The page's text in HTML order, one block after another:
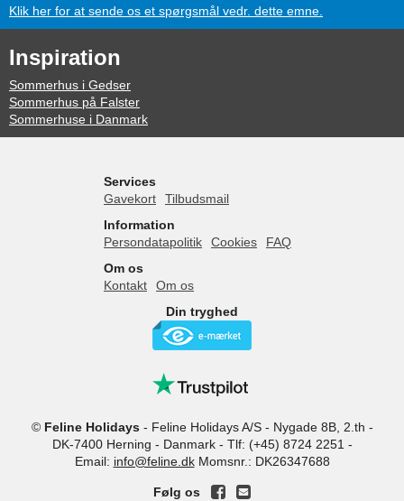
Klik her for at sende os et spørgsmål vedr. dette emne.
Inspiration
Sommerhus i Gedser
Sommerhus på Falster
Sommerhuse i Danmark
Services
Gavekort
Tilbudsmail
Information
Persondatapolitik
Cookies
FAQ
Om os
Kontakt
Om os
Din tryghed
© Feline Holidays- Feline Holidays A/S- Nygade 8B, 2.th -
DK-7400 Herning - Danmark - Tlf: (+45) 8724 2251-
Email: info@feline.dk Momsnr.: DK26347688
Følg os